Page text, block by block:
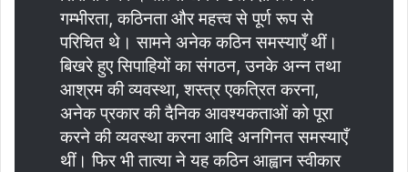
गम्भीरता, कठिनता और महत्त्व से पूर्ण रूप से
परिचित थे। सामने अनेक कठिन समस्याएँ थीं।
बिखरे हुए सिपाहियों का संगठन, उनके अन्न तथा
आश्रम की व्यवस्था, शस्त्र एकत्रित करना,
अनेक प्रकार की दैनिक आवश्यकताओं को पूरा
करने की व्यवस्था करना आदि अनगिनत समस्याएँ
थीं। फिर भी तात्या ने यह कठिन आह्वान स्वीकार